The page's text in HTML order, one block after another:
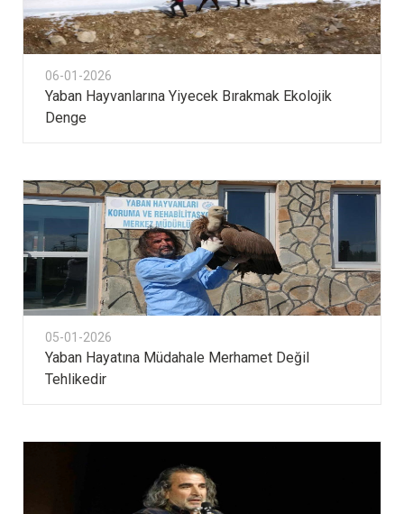
06-01-2026
Yaban Hayvanlarına Yiyecek Bırakmak Ekolojik
Denge
05-01-2026
Yaban Hayatına Müdahale Merhamet Değil
Tehlikedir